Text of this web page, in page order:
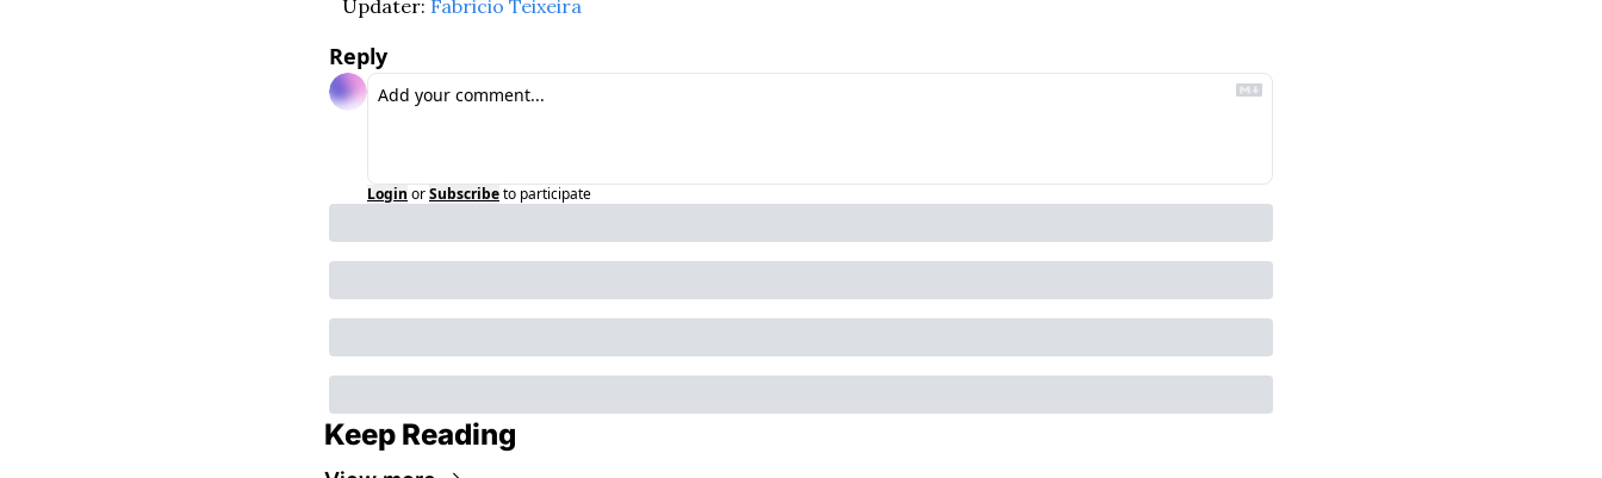
Updater: Fabricio Teixeira
Reply
Login orSubscribeto participate
Keep Reading